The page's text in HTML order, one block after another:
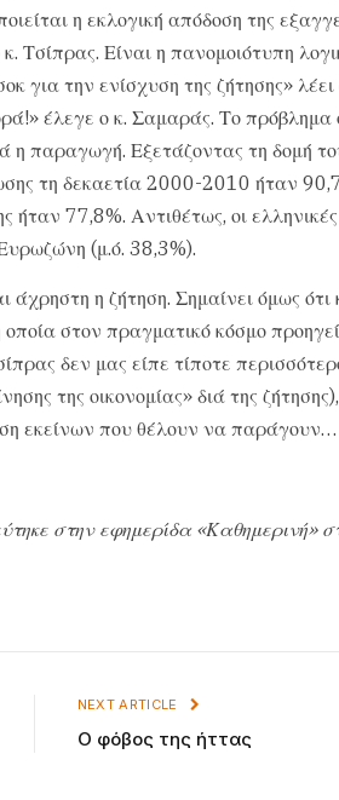
η εκλογική απόδοση της
Είναι η πανομοιότυπη
για την ενίσχυση της ζήτησης»
έλεγε ο κ. Σαμαράς. Το πρόβλημα
η παραγωγή. Εξετάζοντας τη δομή
τη δεκαετία 2000-2010 ήταν
ήταν 77,8%. Αντιθέτως, οι
(μ.ό. 38,3%).
η ζήτηση. Σημαίνει όμως ότι
στον πραγματικό κόσμο
δεν μας είπε τίποτε
της οικονομίας» διά της
εκείνων που θέλουν να παράγουν…
στην εφημερίδα «Καθημερινή»
NEXT ARTICLE
Ο φόβος της ήττας